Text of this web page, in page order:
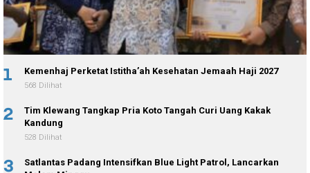
1 Kemenhaj Perketat Istitha’ah Kesehatan Jemaah Haji 2027
568 Dilihat
2
Tim Klewang Tangkap Pria Koto Tangah Curi Uang Kakak
Kandung
528 Dilihat
3
Satlantas Padang Intensifkan Blue Light Patrol, Lancarkan